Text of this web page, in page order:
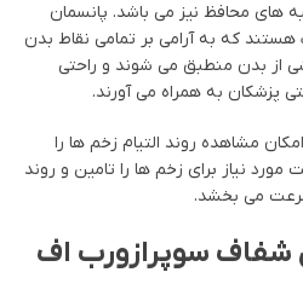
های محافظ نیز می باشد. پانسمان
که به آرامی بر تمامی نقاط بدن
از بدن منطبق می شوند و راحتی
پزشکان به همراه می آورند.
مشاهده روند التیام زخم ها را
نیاز برای زخم ها را تامین و روند
می بخشد.
شفاف سوپرازورب اف